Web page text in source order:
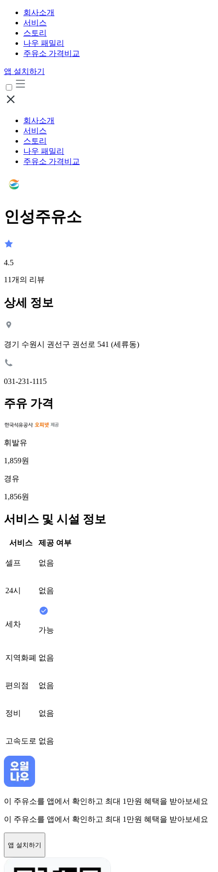
회사소개
서비스
스토리
나우 패밀리
주유소 가격비교
앱 설치하기
회사소개
서비스
스토리
나우 패밀리
주유소 가격비교
인성주유소
4.5
11개의 리뷰
상세 정보
경기 수원시 권선구 권선로 541 (세류동)
031-231-1115
주유 가격
휘발유
1,859원
경유
1,856원
서비스 및 시설 정보
서비스 제공 여부
셀프 없음
24시 없음
세차
가능
지역화폐 없음
편의점 없음
정비 없음
고속도로 없음
이 주유소를 앱에서 확인하고 최대 1만원 혜택을 받아보세요
이 주유소를 앱에서 확인하고 최대 1만원 혜택을 받아보세요
앱 설치하기